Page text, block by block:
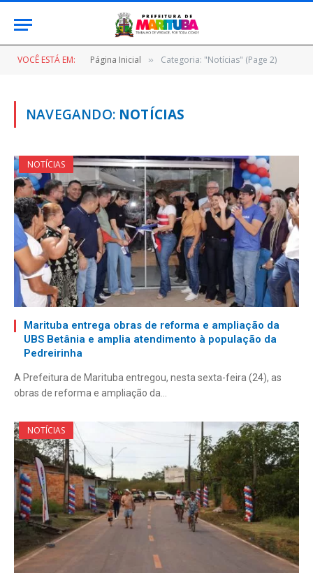
VOCÊ ESTÁ EM: Página Inicial » Categoria: "Notícias" (Page 2)
NAVEGANDO: NOTÍCIAS
NOTÍCIAS
Marituba entrega obras de reforma e ampliação da
UBS Betânia e amplia atendimento à população da
Pedreirinha
A Prefeitura de Marituba entregou, nesta sexta-feira (24), as
obras de reforma e ampliação da…
NOTÍCIAS